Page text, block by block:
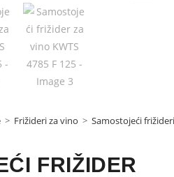
> Frižideri za vino > Samostojeći
FRIŽIDER